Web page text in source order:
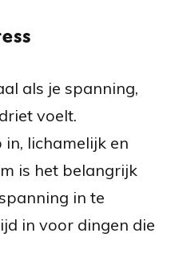
als je spanning,
voelt.
lichamelijk en
is het belangrijk
in te
in voor dingen die